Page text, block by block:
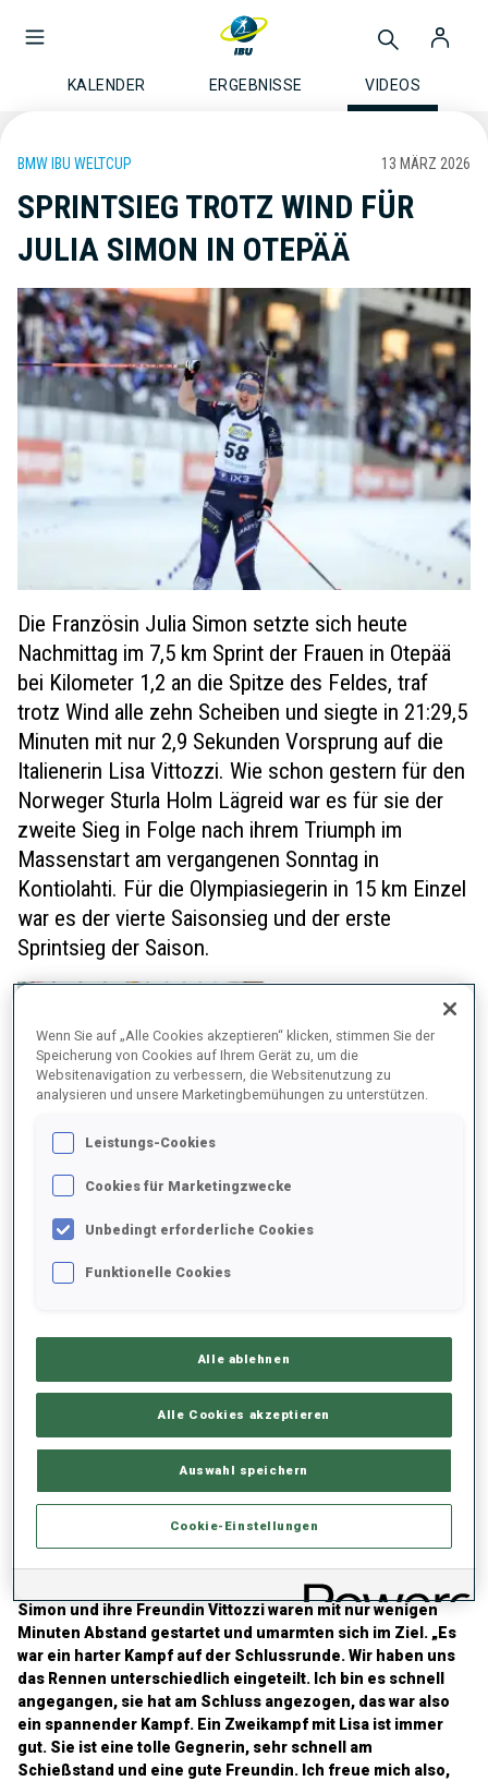
KALENDER ERGEBNISSE VIDEOS
BMW IBU WELTCUP 13 MÄRZ 2026
SPRINTSIEG TROTZ WIND FÜR
JULIA SIMON IN OTEPÄÄ
Die Französin Julia Simon setzte sich heute
Nachmittag im 7,5 km Sprint der Frauen in Otepää
bei Kilometer 1,2 an die Spitze des Feldes, traf
trotz Wind alle zehn Scheiben und siegte in 21:29,5
Minuten mit nur 2,9 Sekunden Vorsprung auf die
Italienerin Lisa Vittozzi. Wie schon gestern für den
Norweger Sturla Holm Lägreid war es für sie der
zweite Sieg in Folge nach ihrem Triumph im
Massenstart am vergangenen Sonntag in
Kontiolahti. Für die Olympiasiegerin in 15 km Einzel
war es der vierte Saisonsieg und der erste
Sprintsieg der Saison.
Wind „gut zu bewältigen“
Simon fühlte sich auf den windigen Tag gut vorbereitet,
während des Rennens war es ähnlich. Das war dann gut zu
bewältigen. Mir hat‘s Spaß gemacht. Als ich zum
Schießstand kam, habe ich den Wind analysiert und
geschossen. Für mich war es okay.“
„Zweikampf mit Lisa ist immer gut“
Simon und ihre Freundin Vittozzi waren mit nur wenigen
Minuten Abstand gestartet und umarmten sich im Ziel. „Es
war ein harter Kampf auf der Schlussrunde. Wir haben uns
das Rennen unterschiedlich eingeteilt. Ich bin es schnell
angegangen, sie hat am Schluss angezogen, das war also
ein spannender Kampf. Ein Zweikampf mit Lisa ist immer
gut. Sie ist eine tolle Gegnerin, sehr schnell am
Schießstand und eine gute Freundin. Ich freue mich also,
Wenn Sie auf „Alle Cookies akzeptieren“ klicken, stimmen Sie der
Speicherung von Cookies auf Ihrem Gerät zu, um die
Websitenavigation zu verbessern, die Websitenutzung zu
analysieren und unsere Marketingbemühungen zu unterstützen.
Leistungs-Cookies
Cookies für Marketingzwecke
Unbedingt erforderliche Cookies
Funktionelle Cookies
Alle ablehnen
Alle Cookies akzeptieren
Auswahl speichern
Cookie-Einstellungen